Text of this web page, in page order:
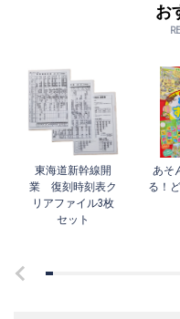
お
東海道新幹線開
業 復刻時刻表ク
リアファイル3枚
セット
あそ
る！